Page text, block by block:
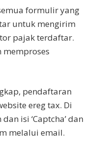
formulir yang
untuk mengirim
pajak terdaftar.
memproses
pendaftaran
ereg tax. Di
isi ‘Captcha’ dan
melalui email.